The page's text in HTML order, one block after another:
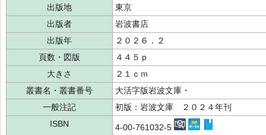
出版地
東京
出版者
岩波書店
出版年
２０２６．２
頁数・図版
４４５ｐ
大きさ
２１ｃｍ
叢書名・叢書番号
大活字版岩波文庫・
一般注記
初版：岩波文庫 ２０２４年刊
ISBN
4-00-761032-5